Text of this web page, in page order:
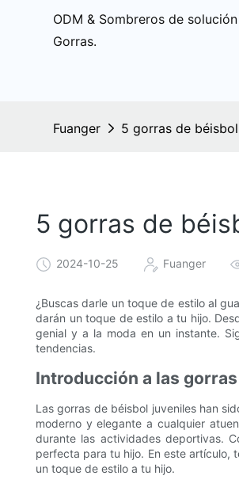
ODM & Sombreros de
Gorras.
Fuanger 5 gorras de
5 gorras de
2024-10-25 Fuanger
¿Buscas darle un toque de estilo al
darán un toque de estilo a tu hijo.
genial y a la moda en un instante.
tendencias.
Introducción a las
Las gorras de béisbol juveniles han
moderno y elegante a cualquier
durante las actividades deportivas.
perfecta para tu hijo. En este artículo,
un toque de estilo a tu hijo.